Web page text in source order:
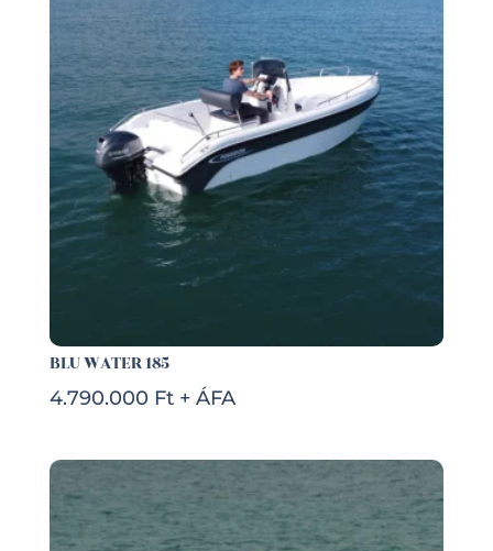
BLU WATER 185
4.790.000 Ft + ÁFA